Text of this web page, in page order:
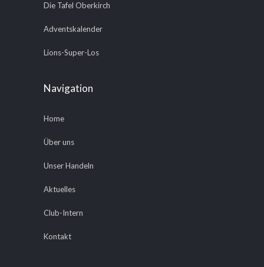
Die Tafel Oberkirch
Adventskalender
Lions-Super-Los
Navigation
Home
Über uns
Unser Handeln
Aktuelles
Club-Intern
Kontakt